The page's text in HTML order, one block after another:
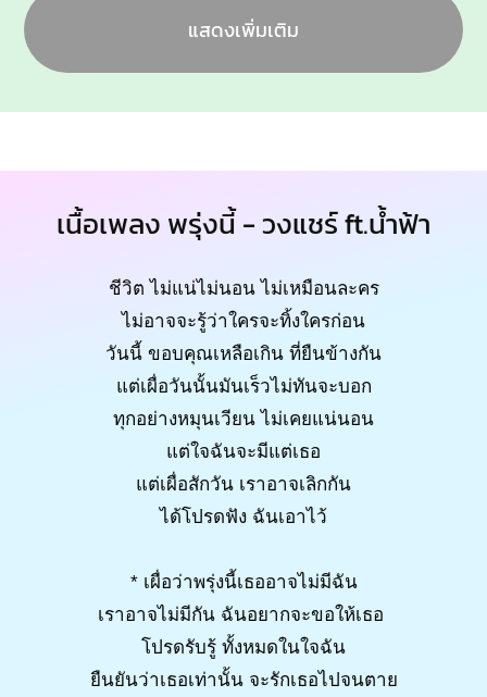
แสดงเพิ่มเติม
เนื้อเพลง พรุ่งนี้ - วงแชร์ ft.น้ำฟ้า
ชีวิต ไม่แน่ไม่นอน ไม่เหมือนละคร
ไม่อาจจะรู้ว่าใครจะทิ้งใครก่อน
วันนี้ ขอบคุณเหลือเกิน ที่ยืนข้างกัน
แต่เผื่อวันนั้นมันเร็วไม่ทันจะบอก
ทุกอย่างหมุนเวียน ไม่เคยแน่นอน
แต่ใจฉันจะมีแต่เธอ
แต่เผื่อสักวัน เราอาจเลิกกัน
ได้โปรดฟัง ฉันเอาไว้
* เผื่อว่าพรุ่งนี้เธออาจไม่มีฉัน
เราอาจไม่มีกัน ฉันอยากจะขอให้เธอ
โปรดรับรู้ ทั้งหมดในใจฉัน
ยืนยันว่าเธอเท่านั้น จะรักเธอไปจนตาย